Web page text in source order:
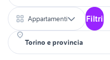
Appartamenti Filtri